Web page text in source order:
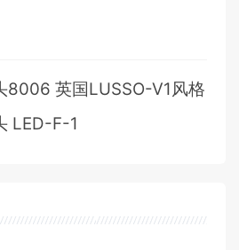
8006 英国LUSSO-V1风格
LED-F-1